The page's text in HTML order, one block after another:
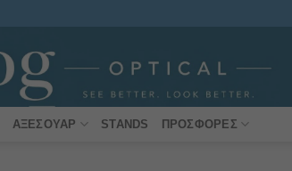
ΑΞΕΣΟΥΆΡ STANDS ΠΡΟΣΦΟΡΈΣ